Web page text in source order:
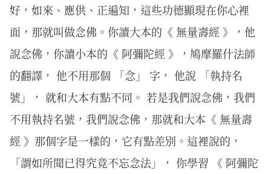
好，如來、應供、正遍知，這些功德顯現在你心裡
面，那就叫做念佛。你讀大本的《 無量壽經 》，他
說念佛，你讀小本的《 阿彌陀經 》，鳩摩羅什法師
的翻譯， 他不用那個 「念」 字， 他說 「執持名
號」， 就和大本有點不同。 若是我們說念佛，我們
不用執持名號，我們說念佛，那就和大本《 無量壽
經 》那個字是一樣的，它有點差別。這裡說的，
「謂如所聞已得究竟不忘念法」， 你學習 《 阿彌陀